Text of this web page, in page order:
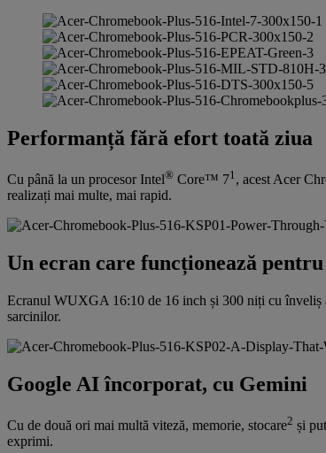
Performanță fără efort toată ziua
Cu până la un procesor Intel® Core™ 71, acest Acer
realizați mai multe, mai rapid.
Un ecran care funcționează pentru
Ecranul WUXGA 16:10 de 16 inch și 300 niți cu înveliș
sarcinilor.
Google AI încorporat, cu Gemini
Cu de două ori mai multă viteză, memorie, stocare2 și
exprimi.